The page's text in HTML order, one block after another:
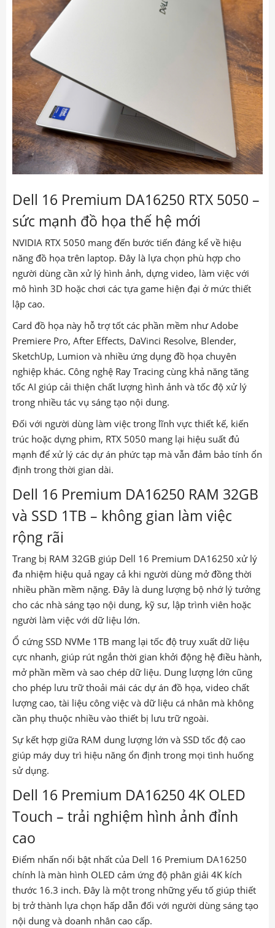
Dell 16 Premium DA16250 RTX 5050 –
sức mạnh đồ họa thế hệ mới
NVIDIA RTX 5050 mang đến bước tiến đáng kể về hiệu
năng đồ họa trên laptop. Đây là lựa chọn phù hợp cho
người dùng cần xử lý hình ảnh, dựng video, làm việc với
mô hình 3D hoặc chơi các tựa game hiện đại ở mức thiết
lập cao.
Card đồ họa này hỗ trợ tốt các phần mềm như Adobe
Premiere Pro, After Effects, DaVinci Resolve, Blender,
SketchUp, Lumion và nhiều ứng dụng đồ họa chuyên
nghiệp khác. Công nghệ Ray Tracing cùng khả năng tăng
tốc AI giúp cải thiện chất lượng hình ảnh và tốc độ xử lý
trong nhiều tác vụ sáng tạo nội dung.
Đối với người dùng làm việc trong lĩnh vực thiết kế, kiến
trúc hoặc dựng phim, RTX 5050 mang lại hiệu suất đủ
mạnh để xử lý các dự án phức tạp mà vẫn đảm bảo tính ổn
định trong thời gian dài.
Dell 16 Premium DA16250 RAM 32GB
và SSD 1TB – không gian làm việc
rộng rãi
Trang bị RAM 32GB giúp Dell 16 Premium DA16250 xử lý
đa nhiệm hiệu quả ngay cả khi người dùng mở đồng thời
nhiều phần mềm nặng. Đây là dung lượng bộ nhớ lý tưởng
cho các nhà sáng tạo nội dung, kỹ sư, lập trình viên hoặc
người làm việc với dữ liệu lớn.
Ổ cứng SSD NVMe 1TB mang lại tốc độ truy xuất dữ liệu
cực nhanh, giúp rút ngắn thời gian khởi động hệ điều hành,
mở phần mềm và sao chép dữ liệu. Dung lượng lớn cũng
cho phép lưu trữ thoải mái các dự án đồ họa, video chất
lượng cao, tài liệu công việc và dữ liệu cá nhân mà không
cần phụ thuộc nhiều vào thiết bị lưu trữ ngoài.
Sự kết hợp giữa RAM dung lượng lớn và SSD tốc độ cao
giúp máy duy trì hiệu năng ổn định trong mọi tình huống
sử dụng.
Dell 16 Premium DA16250 4K OLED
Touch – trải nghiệm hình ảnh đỉnh
cao
Điểm nhấn nổi bật nhất của Dell 16 Premium DA16250
chính là màn hình OLED cảm ứng độ phân giải 4K kích
thước 16.3 inch. Đây là một trong những yếu tố giúp thiết
bị trở thành lựa chọn hấp dẫn đối với người dùng sáng tạo
nội dung và doanh nhân cao cấp.